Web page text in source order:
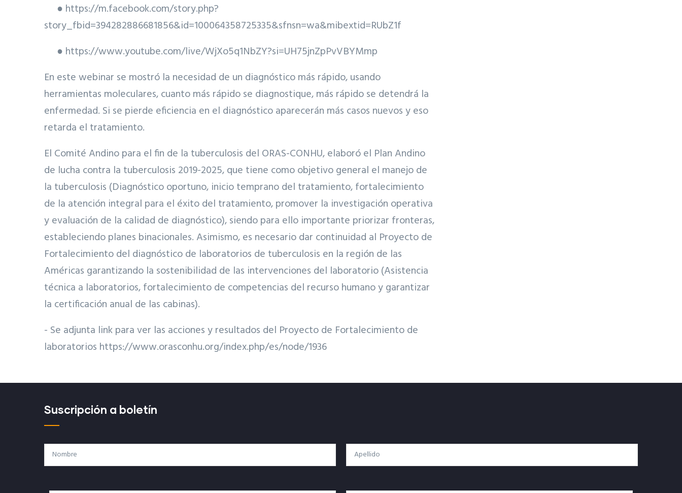
● https://m.facebook.com/story.php?
story_fbid=394282886681856&id=100064358725335&sfnsn=wa&mibextid=RUbZ1f
● https://www.youtube.com/live/WjXo5q1NbZY?si=UH75jnZpPvVBYMmp
En este webinar se mostró la necesidad de un diagnóstico más rápido, usando
herramientas moleculares, cuanto más rápido se diagnostique, más rápido se detendrá la
enfermedad. Si se pierde eficiencia en el diagnóstico aparecerán más casos nuevos y eso
retarda el tratamiento.
El Comité Andino para el fin de la tuberculosis del ORAS-CONHU, elaboró el Plan Andino
de lucha contra la tuberculosis 2019-2025, que tiene como objetivo general el manejo de
la tuberculosis (Diagnóstico oportuno, inicio temprano del tratamiento, fortalecimiento
de la atención integral para el éxito del tratamiento, promover la investigación operativa
y evaluación de la calidad de diagnóstico), siendo para ello importante priorizar fronteras,
estableciendo planes binacionales. Asimismo, es necesario dar continuidad al Proyecto de
Fortalecimiento del diagnóstico de laboratorios de tuberculosis en la región de las
Américas garantizando la sostenibilidad de las intervenciones del laboratorio (Asistencia
técnica a laboratorios, fortalecimiento de competencias del recurso humano y garantizar
la certificación anual de las cabinas).
- Se adjunta link para ver las acciones y resultados del Proyecto de Fortalecimiento de
laboratorios https://www.orasconhu.org/index.php/es/node/1936
Suscripción a boletín
Nombre Apellido